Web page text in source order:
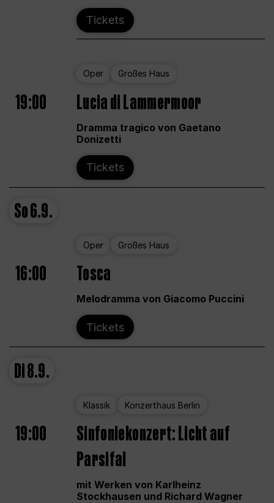
Tickets
Oper Großes Haus
19:00 Lucia di Lammermoor
Dramma tragico von Gaetano
Donizetti
Tickets
So6.9.
Oper Großes Haus
16:00 Tosca
Melodramma von Giacomo Puccini
Tickets
Di8.9.
Klassik Konzerthaus Berlin
19:00
Sinfoniekonzert: Licht auf
Parsifal
mit Werken von Karlheinz
Stockhausen und Richard Wagner